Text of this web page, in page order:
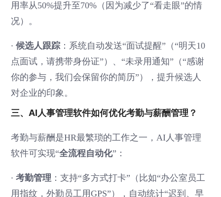
用率从50%提升至70%（因为减少了“看走眼”的情
况）。
·候选人跟踪 ：系统自动发送“面试提醒”（“明天10
点面试，请携带身份证”）、“未录用通知”（“感谢
你的参与，我们会保留你的简历”），提升候选人
对企业的印象。
三、AI人事管理软件如何优化考勤与薪酬管理？
考勤与薪酬是HR最繁琐的工作之一，AI人事管理
软件可实现“全流程自动化”：
·考勤管理 ：支持“多方式打卡”（比如“办公室员工
用指纹，外勤员工用GPS”），自动统计“迟到、早